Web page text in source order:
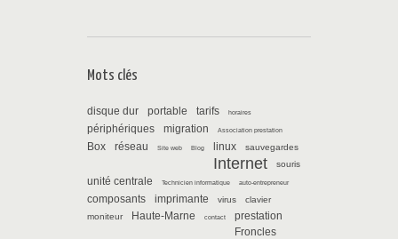
Mots clés
disque dur portable tarifs horaires
périphériques migration Association prestation
Box réseau Site web Blog linux sauvegardes
Internet souris
unité centrale Technicien informatique auto-entrepreneur
composants imprimante virus
clavier
moniteur
Haute-Marne contact
prestation
Froncles